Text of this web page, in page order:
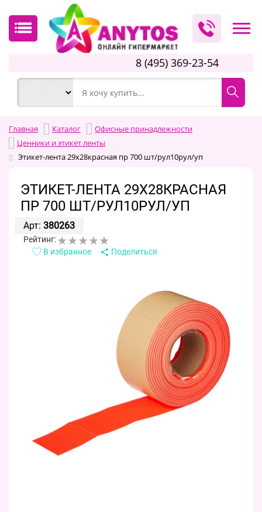
8 (495) 369-23-54
Главная Каталог
Офисные принадлежности
Ценники и этикет ленты
Этикет-лента 29х28красная пр 700 шт/рул10рул/уп
ЭТИКЕТ-ЛЕНТА 29Х28КРАСНАЯ
ПР 700 ШТ/РУЛ10РУЛ/УП
Арт: 380263
Рейтинг:
В избранное
Поделиться